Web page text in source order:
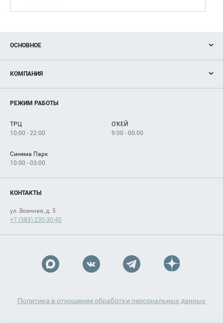
ОСНОВНОЕ
Новости
Магазины
Услуги
КОМПАНИЯ
Рекламодателям
Как добраться
РЕЖИМ РАБОТЫ
ТРЦ
10:00 - 22:00
О'КЕЙ
9:00 - 00:00
Синема Парк
10:00 - 03:00
КОНТАКТЫ
ул. Военная, д. 5
+7 (383) 230-30-40
Политика в отношении обработки персональных данных